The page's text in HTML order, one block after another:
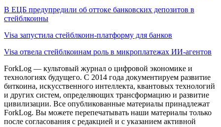
В ЕЦБ предупредили об оттоке банковских депозитов в
стейблкоины
Visa запустила стейблкоин-платформу для банков
Visa отвела стейблкоинам роль в микроплатежах ИИ-агентов
ForkLog — культовый журнал о цифровой экономике и
технологиях будущего. С 2014 года документируем развитие
биткоина, искусственного интеллекта, квантовых технологий
и других систем, определяющих трансформацию и развитие
цивилизации. Все опубликованные материалы принадлежат
ForkLog. Вы можете перепечатывать наши материалы только
после согласования с редакцией и с указанием активной